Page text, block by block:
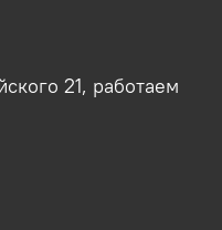
21, работаем